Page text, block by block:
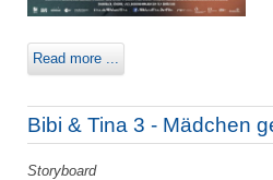
Read more ...
Bibi & Tina 3 - Mädchen
Storyboard